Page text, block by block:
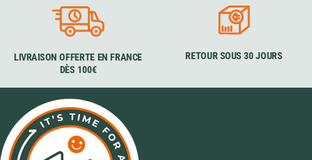
LIVRAISON OFFERTE EN FRANCE
DÈS 100€
RETOUR SOUS 30 JOURS